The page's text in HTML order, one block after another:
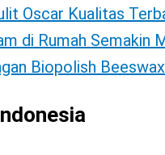
Oscar Kualitas
di Rumah Semakin
Biopolish Beeswax